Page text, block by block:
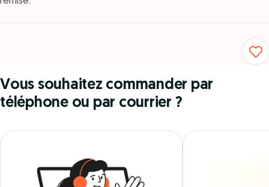
Vous souhaitez commander par
téléphone ou par courrier ?